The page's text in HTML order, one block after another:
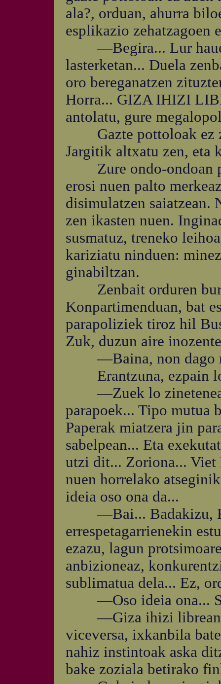
ala?, orduan, ahurra
esplikazio zehatzagoen
—Begira... Lur
lasterketan... Duela
oro bereganatzen
Horra... GIZA IHIZI
antolatu, gure
Gazte pottoloak ez
Jargitik altxatu zen, eta
Zure ondo-ondoan
erosi nuen palto
disimulatzen saiatzean.
zen ikasten nuen.
susmatuz, treneko
kariziatu ninduen:
ginabiltzan.
Zenbait orduren
Konpartimenduan, bat
parapoliziek tiroz hil
Zuk, duzun aire
—Baina, non dago
Erantzuna, ezpain
—Zuek lo
parapoek... Tipo mutua
Paperak miatzera jin
sabelpean... Eta
utzi dit... Zoriona...
nuen horrelako
ideia oso ona da...
—Bai... Badakizu,
errespetagarrienekin
ezazu, lagun
anbizioneaz,
sublimatua dela... Ez,
—Oso ideia ona...
—Giza ihizi librean,
viceversa, ixkanbila
nahiz instintoak aska
bake zoziala betirako